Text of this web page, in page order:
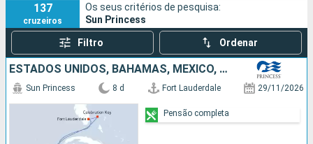
137
cruzeiros
Os seus critérios de pesquisa:
Sun Princess
Filtro Ordenar
ESTADOS UNIDOS, BAHAMAS, MÉXICO, HONDURAS
Sun Princess 8 d Fort Lauderdale 29/11/2026
Pensão completa